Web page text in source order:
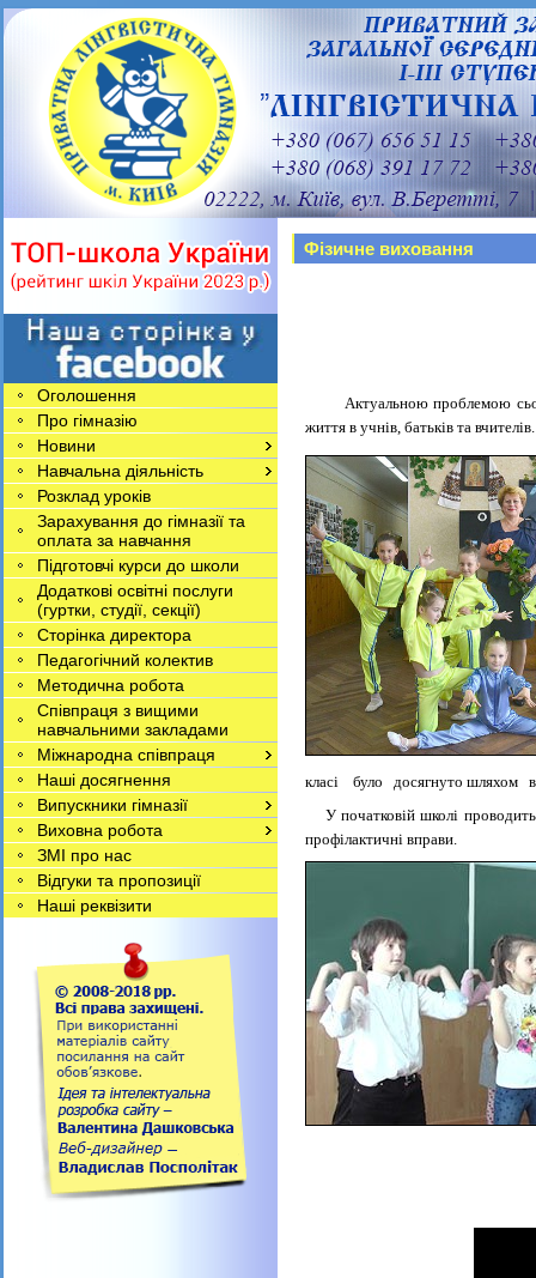
Оголошення
Про гімназію
Новини
Навчальна діяльність
Розклад уроків
Зарахування до гімназії та
оплата за навчання
Підготовчі курси до школи
Додаткові освітні послуги
(гуртки, студії, секції)
Сторінка директора
Педагогічний колектив
Методична робота
Співпраця з вищими
навчальними закладами
Міжнародна співпраця
Наші досягнення
Випускники гімназії
Виховна робота
ЗМІ про нас
Відгуки та пропозиції
Наші реквізити
Фізичне виховання
Актуальною проблемою
життя в учнів, батьків та вчителів.
класі було досягнуто шляхом
У початковій школі
профілактичні вправи.